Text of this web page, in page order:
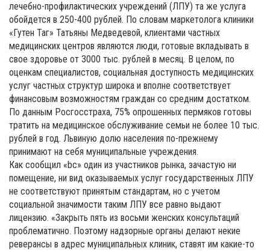
лечебно-профилактических учреждений (ЛПУ) та же услуга
обойдется в 250-400 рублей. По словам маркетолога клиники
«Гутен Таг» Татьяны Медведевой, клиентами частных
медицинских центров являются люди, готовые вкладывать в
свое здоровье от 3000 тыс. рублей в месяц. В целом, по
оценкам специалистов, социальная доступность медицинских
услуг частных структур широка и вполне соответствует
финансовым возможностям граждан со средним достатком.
По данным Росгосстраха, 75% опрошенных пермяков готовы
тратить на медицинское обслуживание семьи не более 10 тыс.
рублей в год. Львиную долю населения по-прежнему
принимают на себя муниципальные учреждения.
Как сообщил «bc» один из участников рынка, зачастую ни
помещение, ни вид оказываемых услуг государственных ЛПУ
не соответствуют принятым стандартам, но с учетом
социальной значимости таким ЛПУ все равно выдают
лицензию. «Закрыть пять из восьми женских консультаций
проблематично. Поэтому надзорные органы делают некие
реверансы в адрес муниципальных клиник, ставят им какие-то